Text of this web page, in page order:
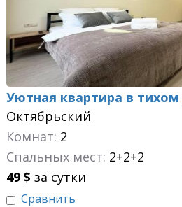
Уютная квартира в тихом
Октябрьский
Комнат: 2
Спальных мест: 2+2+2
49 $ за сутки
Сравнить